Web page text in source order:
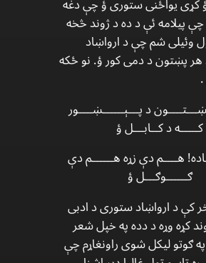
پیلامه ئې د ده د ژوند څخه
وئيلی شم چې د ارواښاد
پښتون د دمی کور ؤ. نو ځکه
.
د پـــېــــــښــــور
کـــــه د کــابـــل ؤ
هــــم دې زړه هــــــم دې
ګــــــوګـــل ؤ
کې د ارواښاد ستوری د ادبی
کړه وړه د دده په خپل شعر
ګوتو لیکل شوی راونغاړم چې